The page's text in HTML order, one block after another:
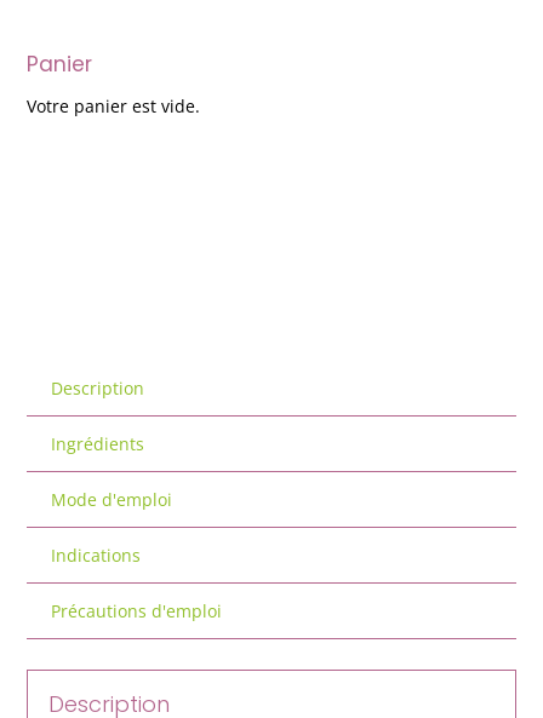
Panier
Votre panier est vide.
Description
Ingrédients
Mode d'emploi
Indications
Précautions d'emploi
Description